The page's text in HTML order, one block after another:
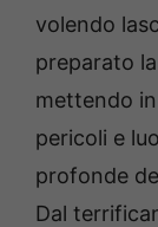
volendo
preparato
mettendo
pericoli e
profonde
Dal